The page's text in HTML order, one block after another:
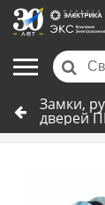
Замки,
дверей